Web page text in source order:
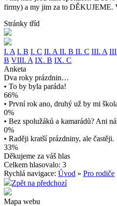
firmy) a my jim za to DĚKUJEME.
Stránky tříd
I. A I. B I. C II. A II. B II. C III. A
B VIII. A IX. B IX. C
Anketa
Dva roky prázdnin…
• To by byla paráda!
66%
• První rok ano, druhý už by mi
0%
• Bez spolužáků a kamarádů? Ani
0%
• Raději kratší prázdniny, ale častěji.
33%
Děkujeme za váš hlas
Celkem hlasovalo: 3
Rychlá navigace: Úvod » Pro rodiče
Zpět na předchozí
Mapa webu